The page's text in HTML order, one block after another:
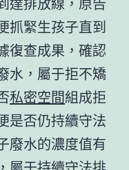
抓緊生孩子直到
復查成果，確認
水，屬于拒不矯
私密空間組成拒
是否仍持續守法
廢水的濃度值有